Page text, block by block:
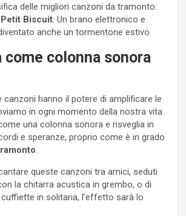
delle migliori canzoni da tramonto:
Petit Biscuit. Un brano elettronico e
anche un tormentone estivo.
come colonna sonora
canzoni hanno il potere di amplificare le
in ogni momento della nostra vita.
una colonna sonora e risveglia in
e speranze, proprio come è in grado
.
queste canzoni tra amici, seduti
la chitarra acustica in grembo, o di
in solitaria, l’effetto sarà lo